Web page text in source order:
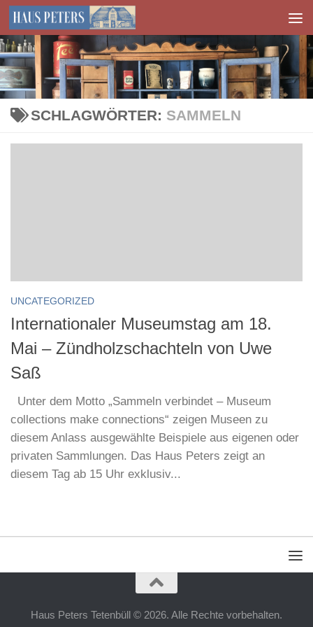
Zum Inhalt springen
SCHLAGWÖRTER: SAMMELN
UNCATEGORIZED
Internationaler Museumstag am 18.
Mai – Zündholzschachteln von Uwe
Saß
Unter dem Motto „Sammeln verbindet – Museum
collections make connections“ zeigen Museen zu
diesem Anlass ausgewählte Beispiele aus eigenen oder
privaten Sammlungen. Das Haus Peters zeigt an
diesem Tag ab 15 Uhr exklusiv...
Haus Peters Tetenbüll © 2026. Alle Rechte vorbehalten.